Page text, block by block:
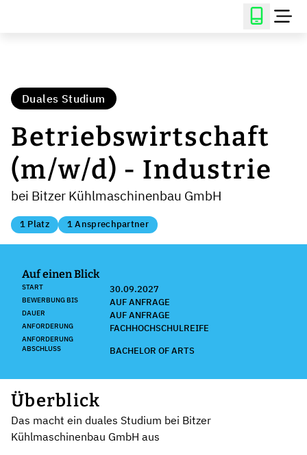
Duales Studium
Betriebswirtschaft
(m/w/d) - Industrie
bei Bitzer Kühlmaschinenbau GmbH
1 Platz 1 Ansprechpartner
Auf einen Blick
START 30.09.2027
BEWERBUNG BIS AUF ANFRAGE
DAUER AUF ANFRAGE
ANFORDERUNG FACHHOCHSCHULREIFE
ANFORDERUNG
ABSCHLUSS
BACHELOR OF ARTS
Überblick
Das macht ein duales Studium bei Bitzer
Kühlmaschinenbau GmbH aus